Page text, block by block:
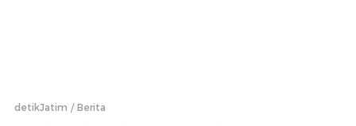
detikJatim Berita